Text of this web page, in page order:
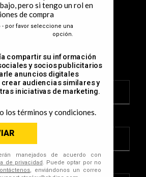
para estar al día
noticias, ofertas y los últimos
por correo electrónico.